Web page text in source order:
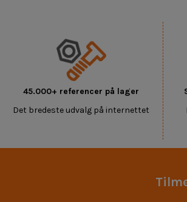
45.000+ referencer på lager
Det bredeste udvalg på internettet